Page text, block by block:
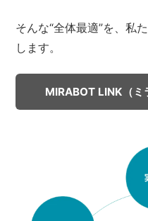
そんな“全体最適”を、私
します。
MIRABOT LINK（ミ